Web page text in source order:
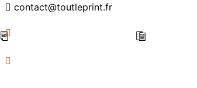
contact@toutleprint.fr